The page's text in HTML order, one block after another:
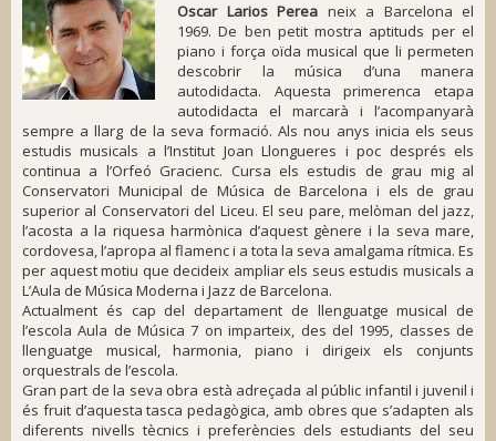
Oscar Larios Perea neix a Barcelona el
1969. De ben petit mostra aptituds per el
piano i força oïda musical que li permeten
descobrir la música d’una manera
autodidacta. Aquesta primerenca etapa
autodidacta el marcarà i l’acompanyarà
sempre a llarg de la seva formació. Als nou anys inicia els seus
estudis musicals a l’Institut Joan Llongueres i poc després els
continua a l’Orfeó Gracienc. Cursa els estudis de grau mig al
Conservatori Municipal de Música de Barcelona i els de grau
superior al Conservatori del Liceu. El seu pare, melòman del jazz,
l’acosta a la riquesa harmònica d’aquest gènere i la seva mare,
cordovesa, l’apropa al flamenc i a tota la seva amalgama rítmica. Es
per aquest motiu que decideix ampliar els seus estudis musicals a
L’Aula de Música Moderna i Jazz de Barcelona.
Actualment és cap del departament de llenguatge musical de
l’escola Aula de Música 7 on imparteix, des del 1995, classes de
llenguatge musical, harmonia, piano i dirigeix els conjunts
orquestrals de l’escola.
Gran part de la seva obra està adreçada al públic infantil i juvenil i
és fruit d’aquesta tasca pedagògica, amb obres que s’adapten als
diferents nivells tècnics i preferències dels estudiants del seu